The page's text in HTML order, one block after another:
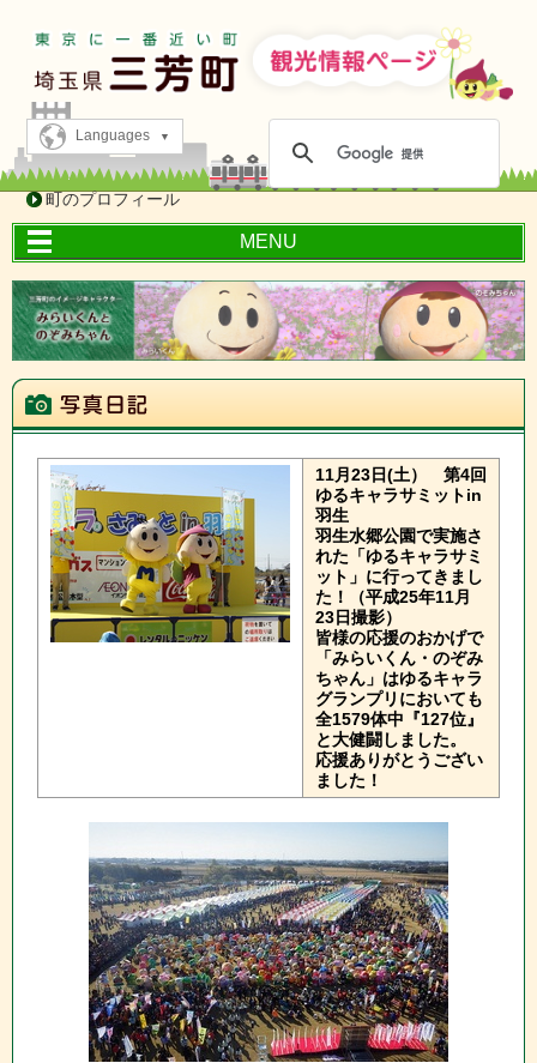
Languages
町のプロフィール
MENU
11月23日(土）
第4回
ゆるキャラサミットin
羽生
羽生水郷公園で実施さ
れた「ゆるキャラサミ
ット」に行ってきまし
た！（平成25年11月
23日撮影）
皆様の応援のおかげで
「みらいくん・のぞみ
ちゃん」はゆるキャラ
グランプリにおいても
全1579体中『127位』
と大健闘しました。
応援ありがとうござい
ました！